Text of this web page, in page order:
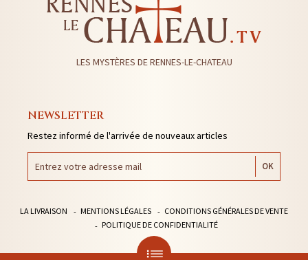
LES MYSTÈRES DE RENNES-LE-CHATEAU
NEWSLETTER
Restez informé de l'arrivée de nouveaux articles
LA LIVRAISON MENTIONS LÉGALES
CONDITIONS GÉNÉRALES DE VENTE
POLITIQUE DE CONFIDENTIALITÉ